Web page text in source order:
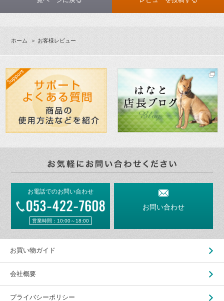
ホーム ＞ お客様レビュー
お電話でのお問い合わせ
営業時間：10:00～18:00
お問い合わせ
お買い物ガイド
会社概要
プライバシーポリシー